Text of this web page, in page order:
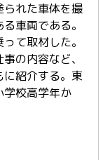
られた車体を撮
車両である。
て取材した。
の内容など、
紹介する。東
学校高学年か